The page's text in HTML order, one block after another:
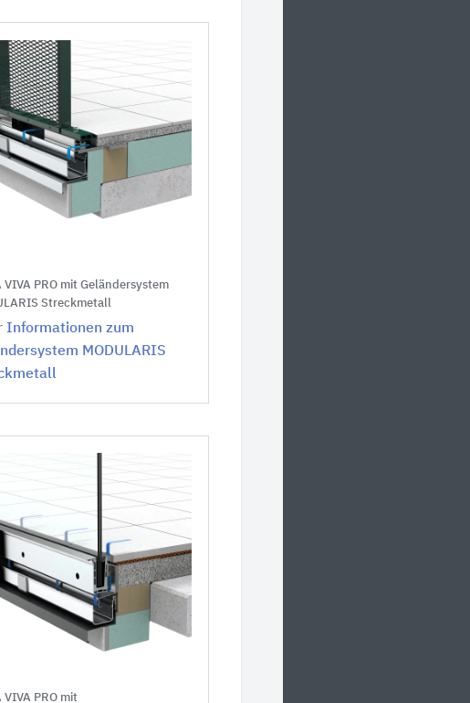
VIVA PRO mit Geländersystem
Streckmetall
Informationen zum
MODULARIS
VIVA PRO mit